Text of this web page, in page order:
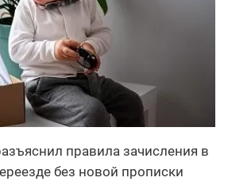
правила зачисления в
без новой прописки